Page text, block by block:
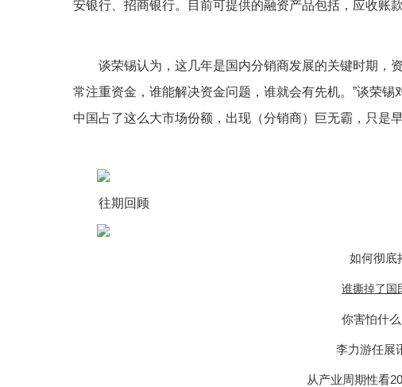
安银行、招商银行。目前可提供的融资产品包括，应收账
谈荣锡认为，这几年是国内分销商发展的关键时期，
常注重资金，谁能解决资金问题，谁就会有先机。”谈荣锡
中国占了这么大市场份额，出现（分销商）巨无霸，只是
往期回顾
如何彻底
谁撕掉了国
你害怕什
李力游任展
从产业周期性看